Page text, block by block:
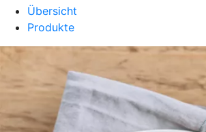
Übersicht
Produkte